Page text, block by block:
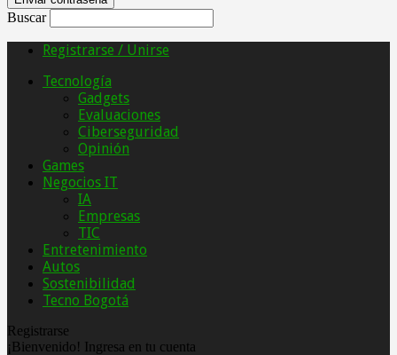
Buscar
Registrarse / Unirse
Tecnología
Gadgets
Evaluaciones
Ciberseguridad
Opinión
Games
Negocios IT
IA
Empresas
TIC
Entretenimiento
Autos
Sostenibilidad
Tecno Bogotá
Registrarse
¡Bienvenido! Ingresa en tu cuenta